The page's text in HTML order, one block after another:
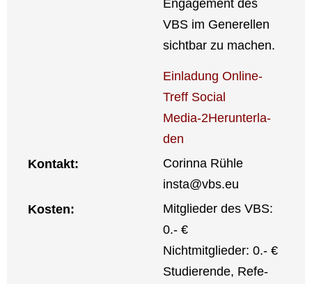
Enga­ge­ment des
VBS im Gene­rel­len
sicht­bar zu machen.
Ein­la­dung Online-
Treff Social
Media‑2Her­un­ter­la­
den
Kon­takt:
Corin­na Rüh­le
insta@vbs.eu
Kos­ten:
Mit­glie­der des VBS:
0.- €
Nicht­mit­glie­der: 0.- €
Stu­die­ren­de, Refe­